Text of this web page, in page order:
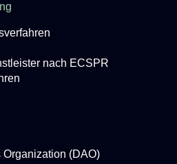
nach ECSPR
(DAO)